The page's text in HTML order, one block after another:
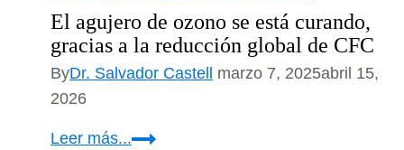
El agujero de ozono se está curando,
gracias a la reducción global de CFC
ByDr. Salvador Castell marzo 7, 2025abril 15,
2026
Leer más...El